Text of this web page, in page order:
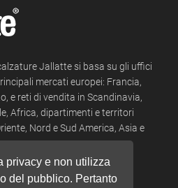
privacy e non utilizza
del pubblico. Pertanto
Jallatte si basa su gli uffici
mercati europei: Francia,
e reti di vendita in Scandinavia,
Africa, dipartimenti e territori
Nord e Sud America, Asia e